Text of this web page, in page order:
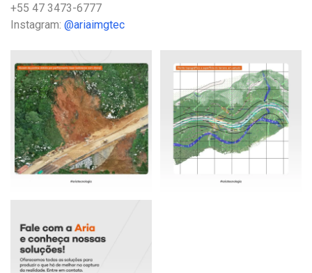
+55 47 3473-6777
Instagram: @ariaimgtec